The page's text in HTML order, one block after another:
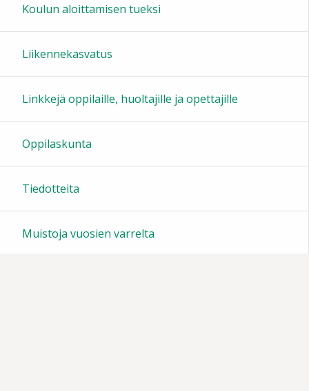
Koulun aloittamisen tueksi
Liikennekasvatus
Linkkejä oppilaille, huoltajille ja opettajille
Oppilaskunta
Tiedotteita
Muistoja vuosien varrelta